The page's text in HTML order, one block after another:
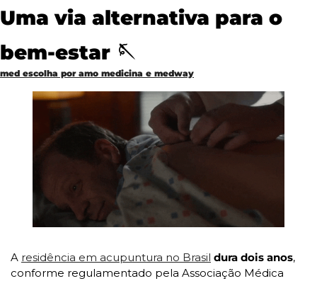
Uma via alternativa para o
bem-estar 🪡
med escolha por amo medicina e medway
A residência em acupuntura no Brasil dura dois anos,
conforme regulamentado pela Associação Médica